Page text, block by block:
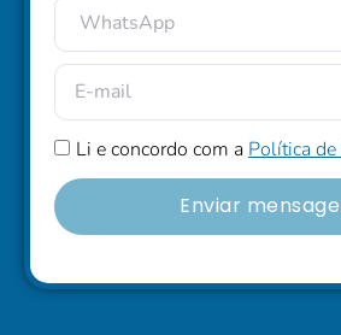
Li e concordo com a Política
Enviar